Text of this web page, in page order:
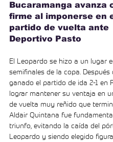
Bucaramanga avanza
firme al imponerse en
partido de vuelta ante
Deportivo Pasto
El Leopardo se hizo a un lugar
semifinales de la copa. Después
ganado el partido de ida 2-1 en
lograr mantener su ventaja en
de vuelta muy reñido que
Aldair Quintana fue
triunfo, evitando la caída del
Leopardo y siendo elegido